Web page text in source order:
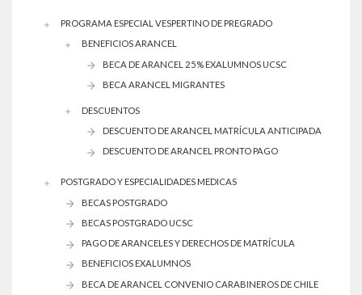
PROGRAMA ESPECIAL VESPERTINO DE PREGRADO
BENEFICIOS ARANCEL
BECA DE ARANCEL 25% EXALUMNOS UCSC
BECA ARANCEL MIGRANTES
DESCUENTOS
DESCUENTO DE ARANCEL MATRÍCULA ANTICIPADA
DESCUENTO DE ARANCEL PRONTO PAGO
POSTGRADO Y ESPECIALIDADES MEDICAS
BECAS POSTGRADO
BECAS POSTGRADO UCSC
PAGO DE ARANCELES Y DERECHOS DE MATRÍCULA
BENEFICIOS EXALUMNOS
BECA DE ARANCEL CONVENIO CARABINEROS DE CHILE